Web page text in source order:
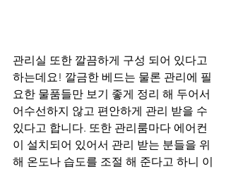
관리실 또한 깔끔하게 구성 되어 있다고
하는데요! 깔금한 베드는 물론 관리에 필
요한 물품들만 보기 좋게 정리 해 두어서
어수선하지 않고 편안하게 관리 받을 수
있다고 합니다. 또한 관리룸마다 에어컨
이 설치되어 있어서 관리 받는 분들을 위
해 온도나 습도를 조절 해 준다고 하니 이